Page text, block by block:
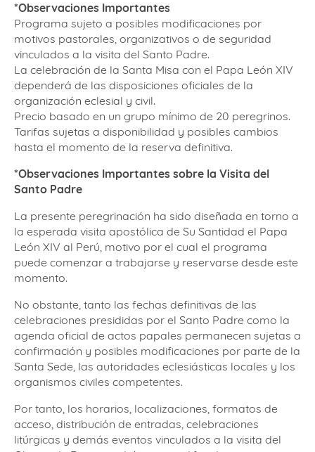
*Observaciones Importantes
Programa sujeto a posibles modificaciones por
motivos pastorales, organizativos o de seguridad
vinculados a la visita del Santo Padre.
La celebración de la Santa Misa con el Papa León XIV
dependerá de las disposiciones oficiales de la
organización eclesial y civil.
Precio basado en un grupo mínimo de 20 peregrinos.
Tarifas sujetas a disponibilidad y posibles cambios
hasta el momento de la reserva definitiva.
*Observaciones Importantes sobre la Visita del
Santo Padre
La presente peregrinación ha sido diseñada en torno a
la esperada visita apostólica de Su Santidad el Papa
León XIV al Perú, motivo por el cual el programa
puede comenzar a trabajarse y reservarse desde este
momento.
No obstante, tanto las fechas definitivas de las
celebraciones presididas por el Santo Padre como la
agenda oficial de actos papales permanecen sujetas a
confirmación y posibles modificaciones por parte de la
Santa Sede, las autoridades eclesiásticas locales y los
organismos civiles competentes.
Por tanto, los horarios, localizaciones, formatos de
acceso, distribución de entradas, celebraciones
litúrgicas y demás eventos vinculados a la visita del